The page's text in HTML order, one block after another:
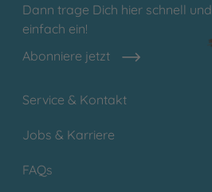
Dann trage Dich hier schnell und
einfach ein!
Abonniere jetzt
Service & Kontakt
Jobs & Karriere
FAQs